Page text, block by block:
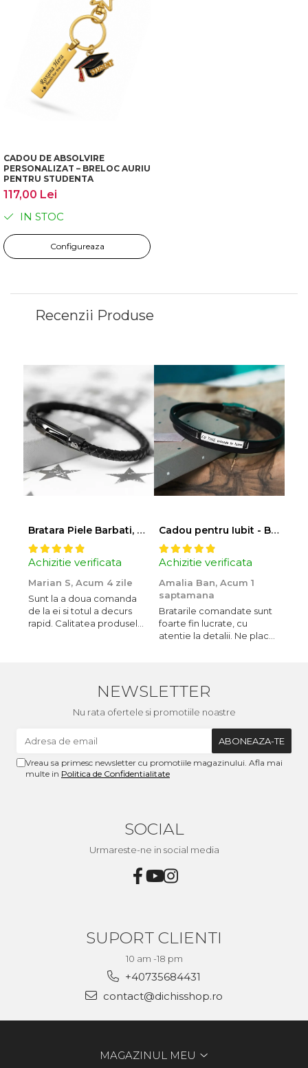
CADOU DE ABSOLVIRE
PERSONALIZAT – BRELOC AURIU
PENTRU STUDENTA
117,00 Lei
IN STOC
Configureaza
Recenzii Produse
Bratara Piele Barbati, Snur Impletit si Inox Negru Cromat
Achizitie verificata
Marian S, Acum 4 zile
Sunt la a doua comanda
de la ei si totul a decurs
rapid. Calitatea produselor
Cadou pentru Iubit - Bratara din Piele si Argint - mesaj Cu tine
Achizitie verificata
Amalia Ban, Acum 1
saptamana
Bratarile comandate sunt
foarte fin lucrate, cu
atentie la detalii. Ne plac
NEWSLETTER
Nu rata ofertele si promotiile noastre
Vreau sa primesc newsletter cu promotiile magazinului. Afla mai
multe in Politica de Confidentialitate
SOCIAL
Urmareste-ne in social media
SUPORT CLIENTI
10 am -18 pm
+40735684431
contact@dichisshop.ro
MAGAZINUL MEU